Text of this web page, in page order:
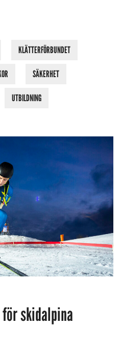
KLÄTTERFÖRBUNDET
SÄKERHET
UTBILDNING
skidalpina